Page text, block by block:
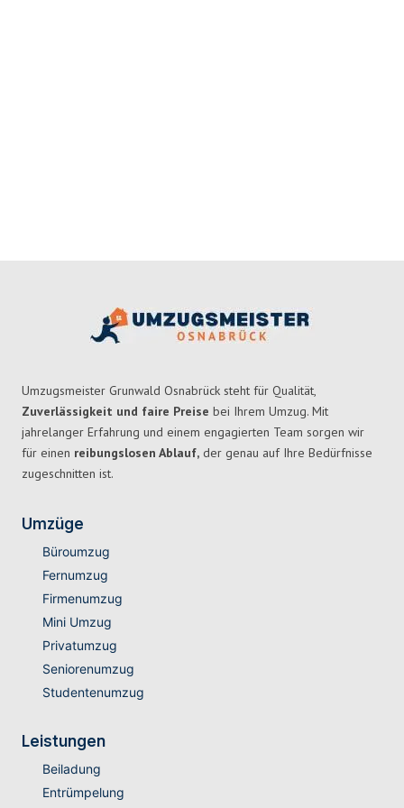
Umzugsmeister Grunwald Osnabrück steht für Qualität,
Zuverlässigkeit und faire Preise bei Ihrem Umzug. Mit
jahrelanger Erfahrung und einem engagierten Team sorgen wir
für einen reibungslosen Ablauf, der genau auf Ihre Bedürfnisse
zugeschnitten ist.
Umzüge
Büroumzug
Fernumzug
Firmenumzug
Mini Umzug
Privatumzug
Seniorenumzug
Studentenumzug
Leistungen
Beiladung
Entrümpelung